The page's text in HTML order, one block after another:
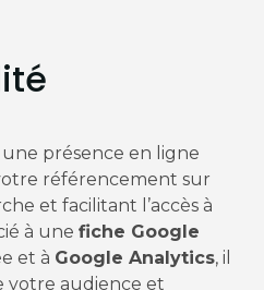
présence en ligne
référencement sur
et facilitant l’accès à
à une fiche Google
et à Google Analytics, il
votre audience et